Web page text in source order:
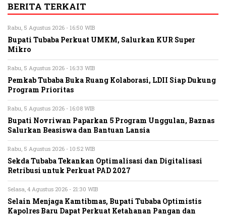
BERITA TERKAIT
Rabu, 5 Agustus 2026 - 16:50 WIB
Bupati Tubaba Perkuat UMKM, Salurkan KUR Super
Mikro
Rabu, 5 Agustus 2026 - 16:33 WIB
Pemkab Tubaba Buka Ruang Kolaborasi, LDII Siap Dukung
Program Prioritas
Rabu, 5 Agustus 2026 - 16:08 WIB
Bupati Novriwan Paparkan 5 Program Unggulan, Baznas
Salurkan Beasiswa dan Bantuan Lansia
Rabu, 5 Agustus 2026 - 10:52 WIB
Sekda Tubaba Tekankan Optimalisasi dan Digitalisasi
Retribusi untuk Perkuat PAD 2027
Selasa, 4 Agustus 2026 - 21:30 WIB
Selain Menjaga Kamtibmas, Bupati Tubaba Optimistis
Kapolres Baru Dapat Perkuat Ketahanan Pangan dan